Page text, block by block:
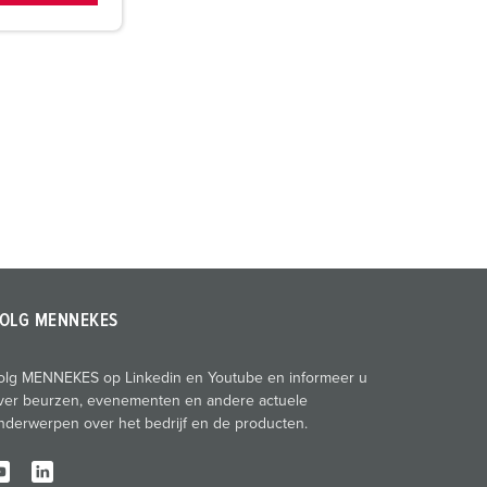
MENNEKES
MENNEKES op Linkedin en Youtube en informeer u
beurzen, evenementen en andere actuele
over het bedrijf en de producten.